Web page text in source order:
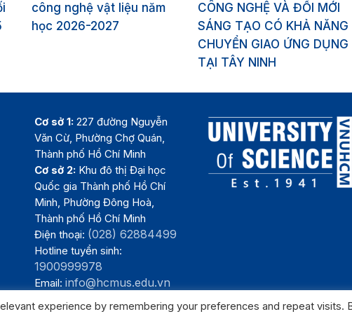
công nghệ vật liệu năm
học 2026-2027
CÔNG NGHỆ VÀ ĐỔI MỚI
SÁNG TẠO CÓ KHẢ NĂNG
CHUYỂN GIAO ỨNG DỤNG
TẠI TÂY NINH
Cơ sở 1: 227 đường Nguyễn
Văn Cừ, Phường Chợ Quán,
Thành phố Hồ Chí Minh
Cơ sở 2: Khu đô thị Đại học
Quốc gia Thành phố Hồ Chí
Minh, Phường Đông Hoà,
Thành phố Hồ Chí Minh
Điện thoại: (028) 62884499
Hotline tuyển sinh:
1900999978
Email:info@hcmus.edu.vn
experience by remembering your preferences and repeat visits.